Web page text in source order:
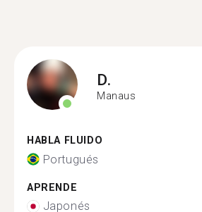
D.
Manaus
HABLA FLUIDO
Portugués
APRENDE
Japonés